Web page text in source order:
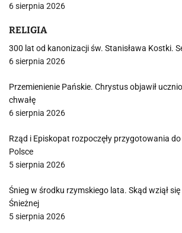
6 sierpnia 2026
RELIGIA
300 lat od kanonizacji św. Stanisława Kostki.
6 sierpnia 2026
Przemienienie Pańskie. Chrystus objawił
chwałę
6 sierpnia 2026
Rząd i Episkopat rozpoczęły przygotowania
Polsce
5 sierpnia 2026
Śnieg w środku rzymskiego lata. Skąd wziął
Śnieżnej
5 sierpnia 2026